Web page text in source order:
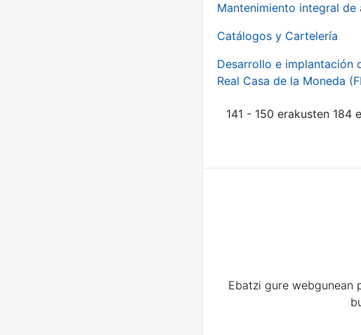
Mantenimiento integral
Catálogos y Cartelería
Desarrollo e implantación
Real Casa de la Moneda
141 - 150 erakusten 184
Ebatzi gure webgunean